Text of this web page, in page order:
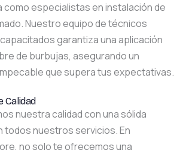
especialistas en instalación de
Nuestro equipo de técnicos
garantiza una aplicación
de burbujas, asegurando un
que supera tus expectativas.
Calidad
nuestra calidad con una sólida
todos nuestros servicios. En
no solo te ofrecemos una